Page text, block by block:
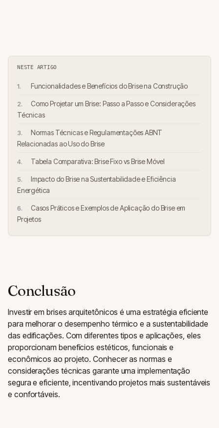
NESTE ARTIGO
Funcionalidades e Benefícios do Brise na Construção
Como Projetar um Brise: Passo a Passo e Considerações
Técnicas
Normas Técnicas e Regulamentações ABNT
Relacionadas ao Uso do Brise
Tabela Comparativa: Brise Fixo vs Brise Móvel
Impacto do Brise na Sustentabilidade e Eficiência
Energética
Casos Práticos e Exemplos de Aplicação do Brise em
Projetos
Conclusão
Investir em brises arquitetônicos é uma estratégia eficiente
para melhorar o desempenho térmico e a sustentabilidade
das edificações. Com diferentes tipos e aplicações, eles
proporcionam benefícios estéticos, funcionais e
econômicos ao projeto. Conhecer as normas e
considerações técnicas garante uma implementação
segura e eficiente, incentivando projetos mais sustentáveis
e confortáveis.